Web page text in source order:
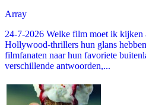
Array
24-7-2026 Welke film moet ik kijken
Hollywood-thrillers hun glans
filmfanaten naar hun favoriete
verschillende antwoorden,...